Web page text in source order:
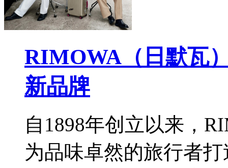
RIMOWA（日默瓦
新品牌
自1898年创立以来，
为品味卓然的旅行者